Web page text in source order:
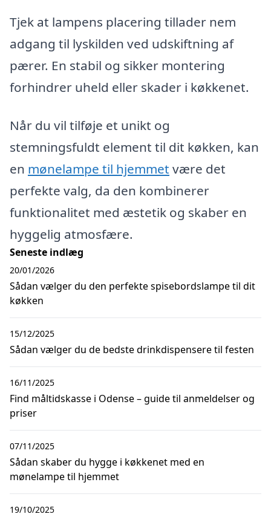
Tjek at lampens placering tillader nem
adgang til lyskilden ved udskiftning af
pærer. En stabil og sikker montering
forhindrer uheld eller skader i køkkenet.
Når du vil tilføje et unikt og
stemningsfuldt element til dit køkken, kan
en mønelampe til hjemmet være det
perfekte valg, da den kombinerer
funktionalitet med æstetik og skaber en
hyggelig atmosfære.
Seneste indlæg
Sådan vælger du den perfekte spisebordslampe til dit
køkken
20/01/2026
Sådan vælger du de bedste drinkdispensere til festen
15/12/2025
Find måltidskasse i Odense – guide til anmeldelser og
priser
16/11/2025
Sådan skaber du hygge i køkkenet med en
mønelampe til hjemmet
07/11/2025
19/10/2025